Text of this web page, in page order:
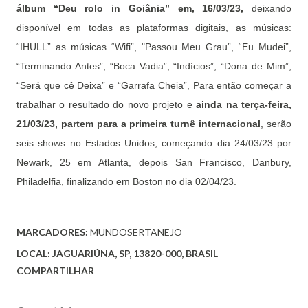
álbum “Deu rolo in Goiânia” em, 16/03/23, deixando
disponível em todas as plataformas digitais, as músicas:
“IHULL” as músicas “Wifi”, "Passou Meu Grau”, “Eu Mudei”,
“Terminando Antes”, “Boca Vadia”, “Indícios”, “Dona de Mim”,
“Será que cê Deixa” e “Garrafa Cheia”, Para então começar a
trabalhar o resultado do novo projeto eainda na terça-feira,
21/03/23, partem para a primeira turnê internacional , serão
seis shows no Estados Unidos, começando dia 24/03/23 por
Newark, 25 em Atlanta, depois San Francisco, Danbury,
Philadelfia, finalizando em Boston no dia 02/04/23.
MARCADORES: MUNDOSERTANEJO
LOCAL: JAGUARIÚNA, SP, 13820-000, BRASIL
COMPARTILHAR